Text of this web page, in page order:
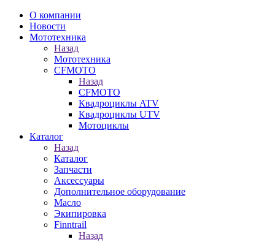
О компании
Новости
Мототехника
Назад
Мототехника
CFMOTO
Назад
CFMOTO
Квадроциклы ATV
Квадроциклы UTV
Мотоциклы
Каталог
Назад
Каталог
Запчасти
Аксессуары
Дополнительное оборудование
Масло
Экипировка
Finntrail
Назад